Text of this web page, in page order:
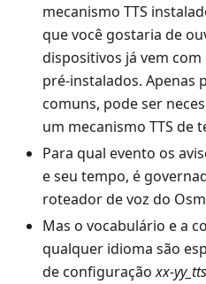
mecanismo TTS
que você gostaria de
dispositivos já vem
pré-instalados. Apenas
comuns, pode ser
um mecanismo TTS de
Para qual evento os
e seu tempo, é
roteador de voz do
Mas o vocabulário e a
qualquer idioma são
de configuraçãoxx-